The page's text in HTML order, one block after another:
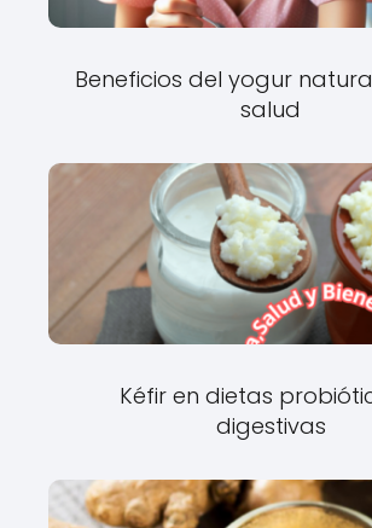
Beneficios del yogur
salud
Kéfir en dietas
digestivas